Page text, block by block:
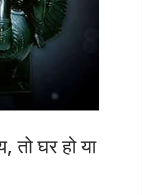
घर हो या